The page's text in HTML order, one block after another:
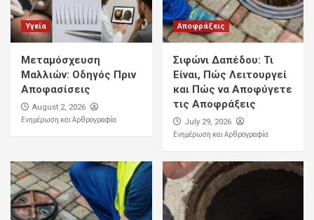
Υγεία
Μεταμόσχευση
Μαλλιών: Οδηγός Πριν
Αποφασίσεις
August 2, 2026
Ενημέρωση και Αρθρογραφία
Αποφράξεις
Σιφώνι Δαπέδου: Τι
Είναι, Πώς Λειτουργεί
και Πώς να Αποφύγετε
τις Αποφράξεις
July 29, 2026
Ενημέρωση και Αρθρογραφία